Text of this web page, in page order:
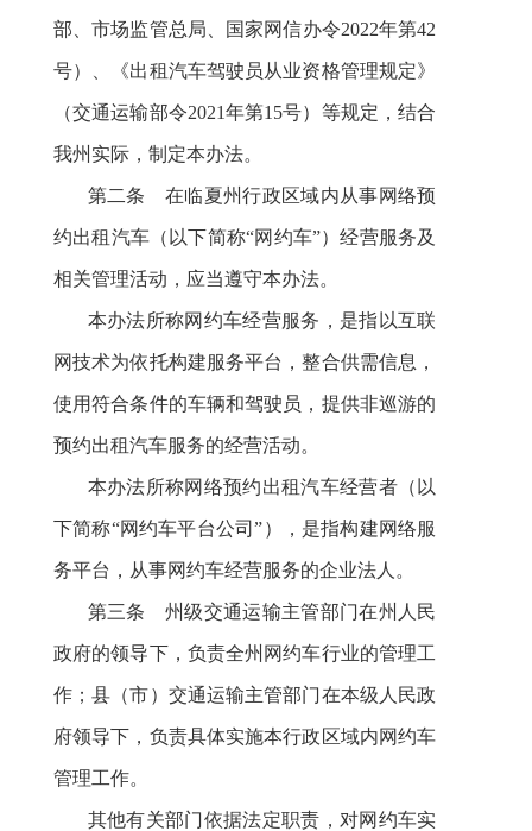
部、市场监管总局、国家网信办令2022年第42
号）、《出租汽车驾驶员从业资格管理规定》
（交通运输部令2021年第15号）等规定，结合
我州实际，制定本办法。
第二条 在临夏州行政区域内从事网络预
约出租汽车（以下简称“网约车”）经营服务及
相关管理活动，应当遵守本办法。
本办法所称网约车经营服务，是指以互联
网技术为依托构建服务平台，整合供需信息，
使用符合条件的车辆和驾驶员，提供非巡游的
预约出租汽车服务的经营活动。
本办法所称网络预约出租汽车经营者（以
下简称“网约车平台公司”），是指构建网络服
务平台，从事网约车经营服务的企业法人。
第三条 州级交通运输主管部门在州人民
政府的领导下，负责全州网约车行业的管理工
作；县（市）交通运输主管部门在本级人民政
府领导下，负责具体实施本行政区域内网约车
管理工作。
其他有关部门依据法定职责，对网约车实